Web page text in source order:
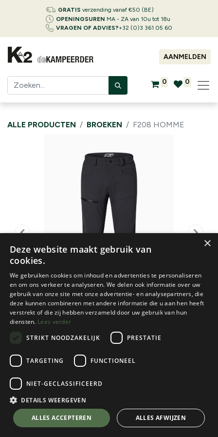
GRATIS verzending vanaf €50 (BE)
OPENINGSUREN MA - ZA van 10u tot 18u
VRAGEN OF ADVIES?+32 (0)3 361 05 60
AANMELDEN
0 0
ALLE PRODUCTEN BROEKEN F208 HOMME
Looking For Wild
F208 Homme
Black
Kies een maat💬 Stel je vraag over dit product via WhatsApp
×
Deze website maakt gebruik van
cookies.
We gebruiken cookies om inhoud en advertenties te personaliseren
en om ons verkeer te analyseren. We delen ook informatie over uw
gebruik van onze site met onze advertentie- en analysepartners, die
deze kunnen combineren met andere informatie die u aan hen heeft
verstrekt of die zij hebben verzameld door uw gebruik van hun
diensten. Lees verder
STRIKT NOODZAKELIJK
PRESTATIE
TARGETING FUNCTIONEEL
NIET-GECLASSIFICEERD
DETAILS WEERGEVEN
ALLES ACCEPTEREN ALLES AFWIJZEN